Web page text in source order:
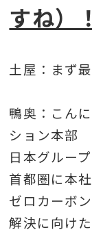
すね）！
土屋：まず
鴨奥：こん
ション本
日本グルー
首都圏に本
ゼロカーボ
解決に向け